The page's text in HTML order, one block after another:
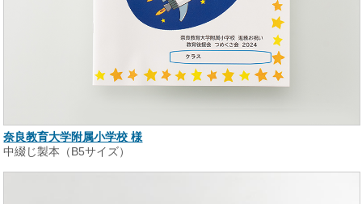
奈良教育大学附属小学校 様
中綴じ製本（B5サイズ）